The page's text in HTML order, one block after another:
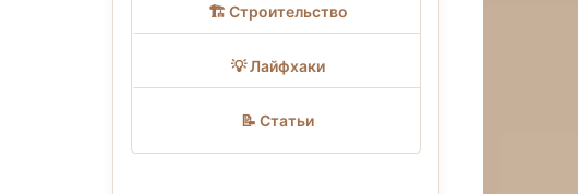
🏗 Строительство
💡 Лайфхаки
📝 Статьи